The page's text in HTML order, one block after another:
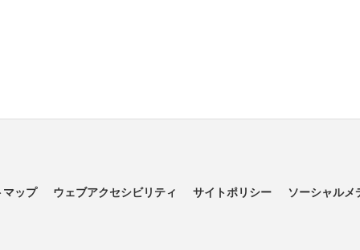
マップ ウェブアクセシビリティ サイトポリシー ソーシャルメ